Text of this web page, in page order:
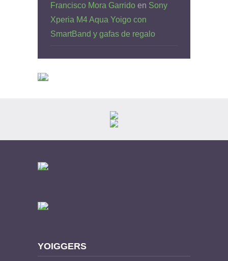
Francisco Mora Garrido en Sony
Xperia M4 Aqua Yoigo con
SmartBand y gafas de regalo
YOIGGERS